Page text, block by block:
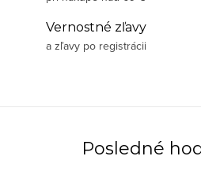
Vernostné zľavy
a zľavy po registrácii
Posledné